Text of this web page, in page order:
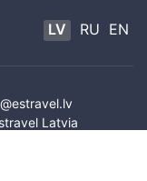
LV RU EN
Latvia